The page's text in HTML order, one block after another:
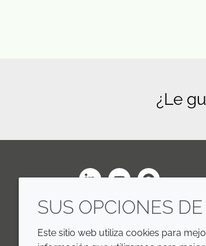
¿Le
SUS OPCIONES
Este sitio web utiliza cookies para